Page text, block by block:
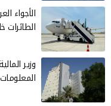
الطائرات
وزير
المعلومات